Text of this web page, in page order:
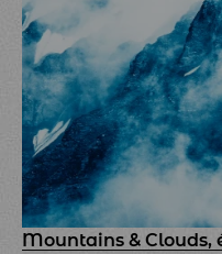
Mountains & Clouds,